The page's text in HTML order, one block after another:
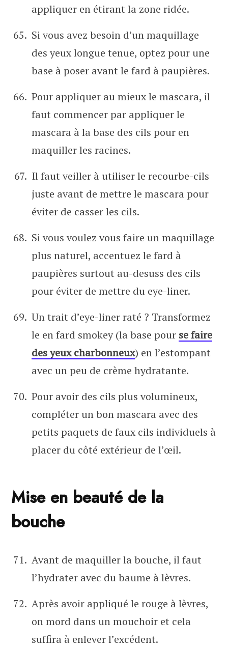
appliquer en étirant la zone ridée.
Si vous avez besoin d’un maquillage
des yeux longue tenue, optez pour une
base à poser avant le fard à paupières.
Pour appliquer au mieux le mascara, il
faut commencer par appliquer le
mascara à la base des cils pour en
maquiller les racines.
Il faut veiller à utiliser le recourbe-cils
juste avant de mettre le mascara pour
éviter de casser les cils.
Si vous voulez vous faire un maquillage
plus naturel, accentuez le fard à
paupières surtout au-desuss des cils
pour éviter de mettre du eye-liner.
Un trait d’eye-liner raté ? Transformez
le en fard smokey (la base pour se faire
des yeux charbonneux) en l’estompant
avec un peu de crème hydratante.
Pour avoir des cils plus volumineux,
compléter un bon mascara avec des
petits paquets de faux cils individuels à
placer du côté extérieur de l’œil.
Mise en beauté de la
bouche
Avant de maquiller la bouche, il faut
l’hydrater avec du baume à lèvres.
Après avoir appliqué le rouge à lèvres,
on mord dans un mouchoir et cela
suffira à enlever l’excédent.